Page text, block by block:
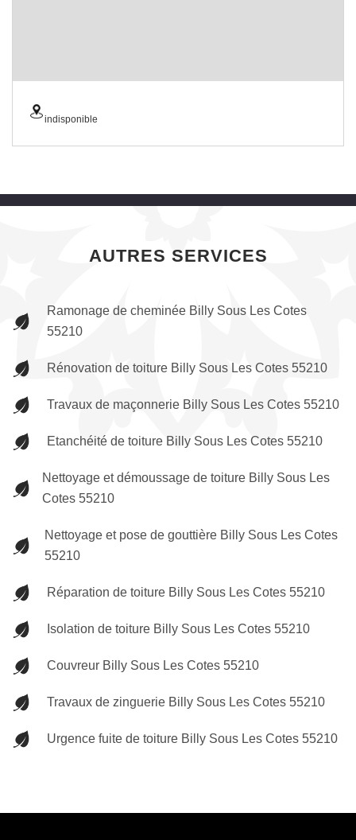
indisponible
AUTRES SERVICES
Ramonage de cheminée Billy Sous Les Cotes
55210
Rénovation de toiture Billy Sous Les Cotes 55210
Travaux de maçonnerie Billy Sous Les Cotes 55210
Etanchéité de toiture Billy Sous Les Cotes 55210
Nettoyage et démoussage de toiture Billy Sous Les
Cotes 55210
Nettoyage et pose de gouttière Billy Sous Les Cotes
55210
Réparation de toiture Billy Sous Les Cotes 55210
Isolation de toiture Billy Sous Les Cotes 55210
Couvreur Billy Sous Les Cotes 55210
Travaux de zinguerie Billy Sous Les Cotes 55210
Urgence fuite de toiture Billy Sous Les Cotes 55210